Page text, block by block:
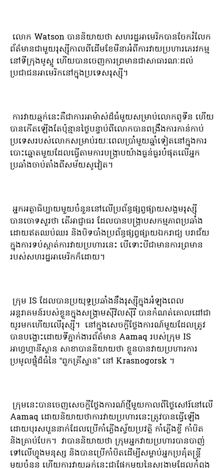
លោក Watson បាននិយាយថា សហរដ្ឋអាមេរិកបានចែករំលែក
ព័ត៌មានជាមួយរុស្ស៊ីកាលពីដើមខែមីនាអំពីការវាយប្រហារភេរវកម្ម
នៅទីក្រុងមូស្គូ ហើយបានចេញការព្រមានជាសាធារណៈដល់
ប្រជាជនអាមេរិកនៅក្នុងប្រទេសរុស្ស៊ី។
ការវាយឆ្មក់នេះគឺជាការអាម៉ាស់ដ៏ធំមួយសម្រាប់លោកពូទីន ហើយ
បានកើតឡើងតែប៉ុន្មានថ្ងៃបន្ទាប់ពីលោកបានពង្រឹងការកាន់កាប់
ប្រទេសរបស់លោកសម្រាប់រយៈពេលប្រាំមួយឆ្នាំទៀតនៅក្នុងការ
បោះឆ្នោតមួយដែលធ្វើតាមការបង្រ្កាបយ៉ាងធ្ងន់ធ្ងរបំផុតលើអ្នក
ប្រឆាំងចាប់តាំងពីសម័យសូវៀត។
អ្នកអត្ថាធិប្បាយមួយចំនួននៅលើប្រព័ន្ធផ្សព្វផ្សាយសង្គមរុស្ស៊ី
បានចោទសួរថា តើអាជ្ញាធរ ដែលបានបង្ក្រាបសកម្មភាពប្រឆាំង
ដោយឥតឈប់ឈរ និងបិទបាំងប្រព័ន្ធផ្សព្វផ្សាយឯករាជ្យ បរាជ័យ
ក្នុងការទប់ស្កាត់ការវាយប្រហារនេះ បើទោះបីជាមានការព្រមាន
របស់សហរដ្ឋអាមេរិកក៏ដោយ។
ក្រុម IS ដែល​បាន​ប្រយុទ្ធ​ប្រឆាំង​នឹង​រុស្ស៊ី​ក្នុង​អំឡុង​ពេល​
អន្តរាគមន៍​របស់​ខ្លួន​ក្នុង​សង្រ្គាម​ស៊ីវិល​ស៊ីរី បាន​កំណត់​គោលដៅ​ជា​
យូរ​មក​ហើយ​លើ​រុស្ស៊ី។ នៅក្នុងសេចក្តីថ្លែងការណ៍មួយដែលត្រូវ
បានបង្ហោះដោយទីភ្នាក់ងារព័ត៌មាន Aamaq របស់ក្រុម IS
អាហ្វហ្គានីស្ថាន សាខាបាននិយាយថា ខ្លួនបានវាយប្រហារការ
ប្រមូលផ្តុំដ៏ធំនៃ “ពួកគ្រីស្ទាន” នៅ Krasnogorsk ។
ក្រុមនេះបានចេញសេចក្តីថ្លែងការណ៍ថ្មីមួយកាលពីថ្ងៃសៅរ៍នៅលើ
Aamaq ដោយនិយាយថាការវាយប្រហារនេះត្រូវបានធ្វើឡើង
ដោយបុរសបួននាក់ដែលប្រើកាំភ្លើងស្វ័យប្រវត្តិ កាំភ្លើងខ្លី កាំបិត
និងគ្រាប់បែក។ វាបាននិយាយថា ក្រុមអ្នកវាយប្រហារបានបាញ់
ទៅលើហ្វូងមនុស្ស និងបានប្រើកាំបិតដើម្បីសម្លាប់អ្នកប្រគុំតន្ត្រី
មួយចំនួន ហើយការវាយឆ្មក់នេះជាផ្នែកមួយនៃសង្រ្គាមដែលកំពុង